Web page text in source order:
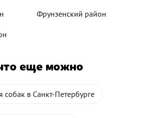
Фрунзенский район
еще можно
в Санкт-Петербурге